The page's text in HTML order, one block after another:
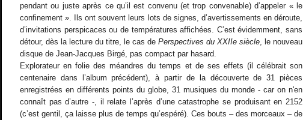
pendant ou juste après ce qu’il est convenu (et trop convenable) d’appeler « le
confinement ». Ils ont souvent leurs lots de signes, d’avertissements en déroute,
d’invitations perspicaces ou de températures affichées. C’est évidemment, sans
détour, dès la lecture du titre, le cas de Perspectives du XXIIe siècle , le nouveau
disque de Jean-Jacques Birgé, pas compact par hasard.
Explorateur en folie des méandres du temps et de ses effets (il célébrait son
centenaire dans l’album précédent), à partir de la découverte de 31 pièces
enregistrées en différents points du globe, 31 musiques du monde - car on n'en
connaît pas d’autre -, il relate l’après d’une catastrophe se produisant en 2152
(c’est gentil, ça laisse plus de temps qu’espéré). Ces bouts – des morceaux – de